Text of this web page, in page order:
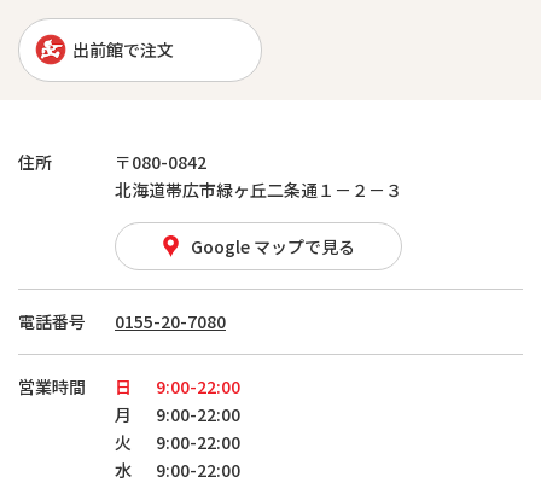
出前館で注文
住所
〒080-0842
北海道帯広市緑ヶ丘二条通１－２－３
Google マップで見る
電話番号 0155-20-7080
営業時間 日
9:00-22:00
月
9:00-22:00
火
9:00-22:00
水
9:00-22:00